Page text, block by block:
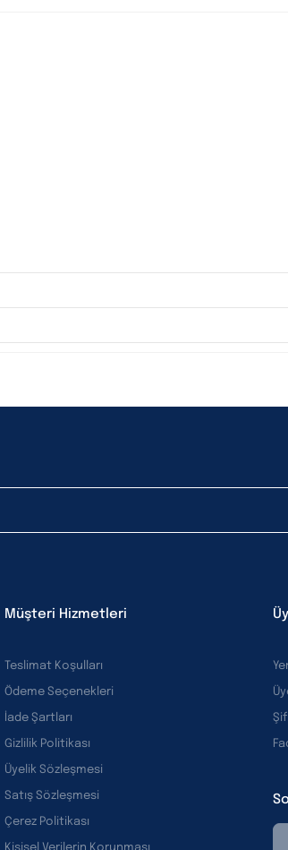
Müşteri Hizmetleri
Teslimat Koşulları
Ödeme Seçenekleri
İade Şartları
Gizlilik Politikası
Üyelik Sözleşmesi
Satış Sözleşmesi
Çerez Politikası